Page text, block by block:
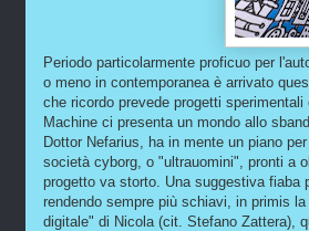
Periodo particolarmente proficuo per
o meno in contemporanea è arrivato
che ricordo prevede progetti
Machine ci presenta un mondo allo
Dottor Nefarius, ha in mente un piano
società cyborg, o "ultrauomini", pronti a
progetto va storto. Una suggestiva fiaba
rendendo sempre più schiavi, in primis
digitale" di Nicola (cit. Stefano Zattera),